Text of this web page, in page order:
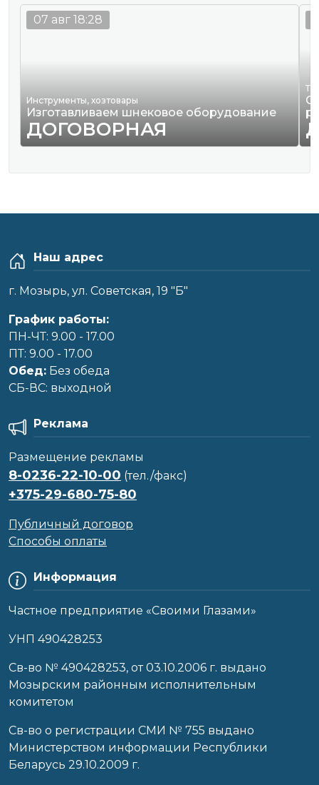
Инструменты, хозтовары
Изготавливаем шнековое оборудование
ДОГОВОРНАЯ
07 авг 18:28
Наш адрес
г. Мозырь, ул. Советская, 19 "Б"
График работы:
ПН-ЧТ: 9.00 - 17.00
ПТ: 9.00 - 17.00
Обед: Без обеда
CБ-ВС: выходной
Информация
Частное предприятие «Своими Глазами»
УНП 490428253
Cв-во № 490428253, от 03.10.2006 г. выдано
Мозырским районным исполнительным
комитетом
Св-во о регистрации СМИ № 755 выдано
Министерством информации Республики
Беларусь 29.10.2009 г.
Реклама
Размещение рекламы
8-0236-22-10-00 (тел./факс)
+375-29-680-75-80
Публичный договор
Способы оплаты